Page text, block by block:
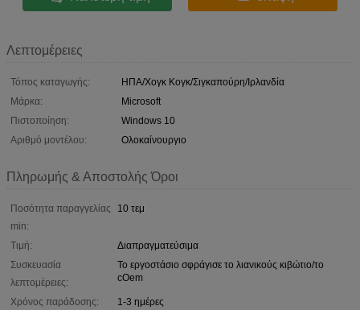
Λεπτομέρειες
Τόπος καταγωγής:
ΗΠΑ/Χογκ Κογκ/Σιγκαπούρη/Ιρλανδία
Μάρκα:
Microsoft
Πιστοποίηση:
Windows 10
Αριθμό μοντέλου:
Ολοκαίνουργιο
Πληρωμής & Αποστολής Όροι
Ποσότητα παραγγελίας
min:
10 τεμ
Τιμή:
Διαπραγματεύσιμα
Συσκευασία
λεπτομέρειες:
Το εργοστάσιο σφράγισε το λιανικούς κιβώτιο/το
cOem
Χρόνος παράδοσης:
1-3 ημέρες